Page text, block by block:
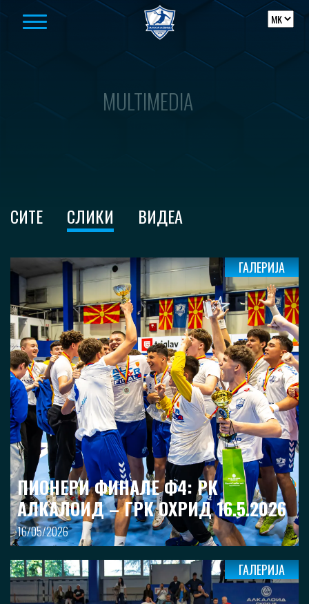
Skip to content
MULTIMEDIA
СИТЕ СЛИКИ ВИДЕА
ГАЛЕРИЈА
ПИОНЕРИ ФИНАЛЕ Ф4: РК
АЛКАЛОИД – ГРК ОХРИД 16.5.2026
16/05/2026
ГАЛЕРИЈА